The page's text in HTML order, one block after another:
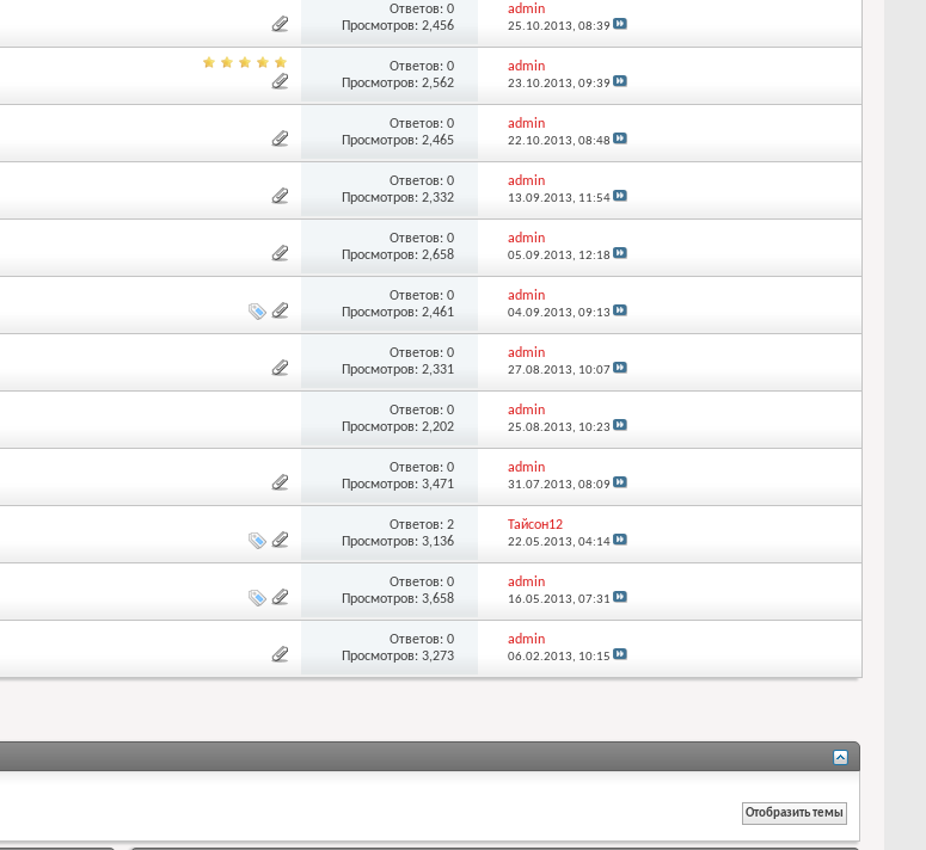
Ответов: 0
Просмотров: 2,456
admin
25.10.2013, 08:39
Ответов: 0
Просмотров: 2,562
admin
23.10.2013, 09:39
Ответов: 0
Просмотров: 2,465
admin
22.10.2013, 08:48
Ответов: 0
Просмотров: 2,332
admin
13.09.2013, 11:54
Ответов: 0
Просмотров: 2,658
admin
05.09.2013, 12:18
Ответов: 0
Просмотров: 2,461
admin
04.09.2013, 09:13
Ответов: 0
Просмотров: 2,331
admin
27.08.2013, 10:07
Ответов: 0
Просмотров: 2,202
admin
25.08.2013, 10:23
Ответов: 0
Просмотров: 3,471
admin
31.07.2013, 08:09
Ответов: 2
Просмотров: 3,136
Тайсон12
22.05.2013, 04:14
Ответов: 0
Просмотров: 3,658
admin
16.05.2013, 07:31
Ответов: 0
Просмотров: 3,273
admin
06.02.2013, 10:15